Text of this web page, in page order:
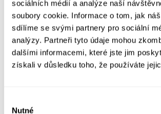
sociálních médií a analýze naší
soubory cookie. Informace o tom, jak
sdílíme se svými partnery pro sociální
analýzy. Partneři tyto údaje mohou
dalšími informacemi, které jste jim
získali v důsledku toho, že používáte
Nutné